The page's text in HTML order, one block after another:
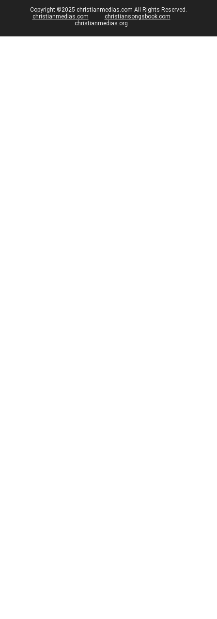
Copyright ©2025 christianmedias.com All Rights Reserved.
christianmedias.com
christiansongsbook.com
christianmedias.org